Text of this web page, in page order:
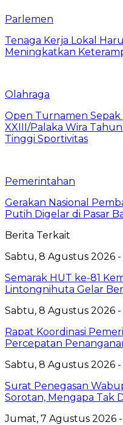
Parlemen
Tenaga Kerja Lokal
Meningkatkan
Olahraga
Open Turnamen Sepak
XXIII/Palaka Wira
Tinggi Sportivitas
Pemerintahan
Gerakan Nasional
Putih Digelar di Pasar
Berita Terkait
Sabtu, 8 Agustus 2026 -
Semarak HUT ke-81
Lintongnihuta Gelar
Sabtu, 8 Agustus 2026 -
Rapat Koordinasi
Percepatan
Sabtu, 8 Agustus 2026 -
Surat Penegasan
Sorotan, Mengapa Tak
Jumat, 7 Agustus 2026 -